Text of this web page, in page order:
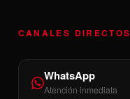
CANALES DIRECTOS
WhatsApp
Atención inmediata